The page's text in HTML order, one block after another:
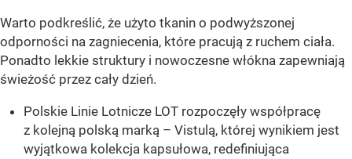
Warto podkreślić, że użyto tkanin o podwyższonej
odporności na zagniecenia, które pracują z ruchem ciała.
Ponadto lekkie struktury i nowoczesne włókna zapewniają
świeżość przez cały dzień.
Polskie Linie Lotnicze LOT rozpoczęły współpracę
z kolejną polską marką – Vistulą, której wynikiem jest
wyjątkowa kolekcja kapsułowa, redefiniująca